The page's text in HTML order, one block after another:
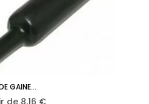
GAINE...
Prix